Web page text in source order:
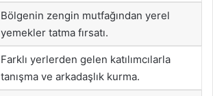
Bölgenin zengin mutfağından yerel
yemekler tatma fırsatı.
Farklı yerlerden gelen katılımcılarla
tanışma ve arkadaşlık kurma.